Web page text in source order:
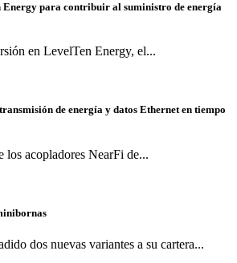
para contribuir al suministro de energía
en LevelTen Energy, el...
de energía y datos Ethernet en tiempo
los acopladores NearFi de...
dos nuevas variantes a su cartera...